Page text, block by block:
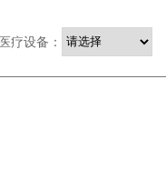
医疗设备：